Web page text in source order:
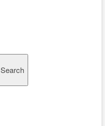
Search